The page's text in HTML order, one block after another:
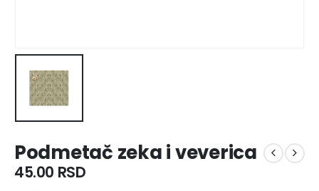
Podmetač zeka i veverica
45.00 RSD